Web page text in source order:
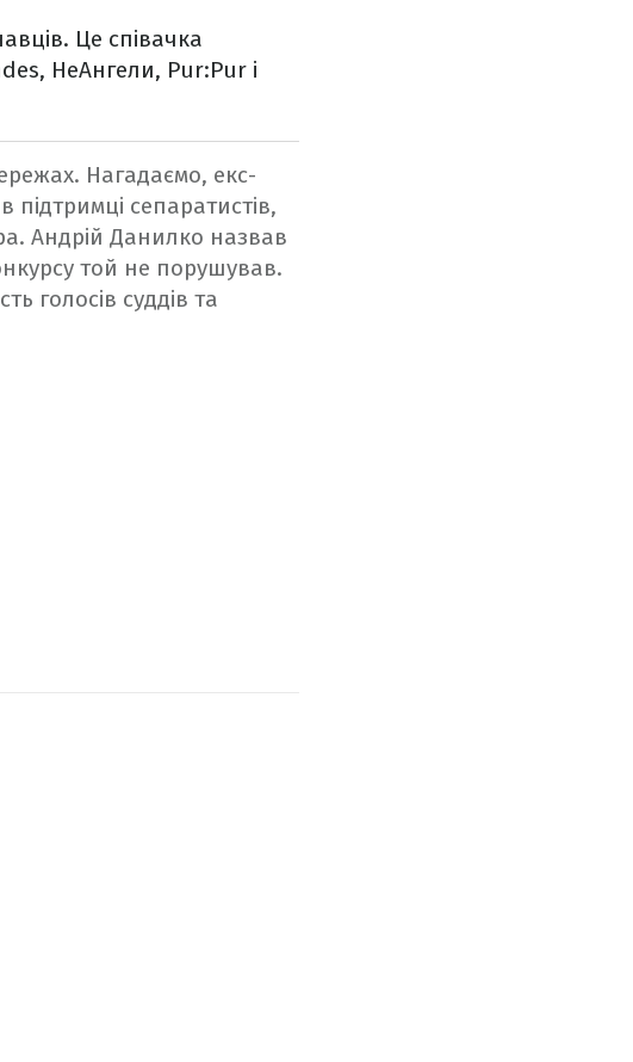
Це співачка
НеАнгели, Pur:Pur і
Нагадаємо, екс-
сепаратистів,
Андрій Данилко назвав
той не порушував.
голосів суддів та